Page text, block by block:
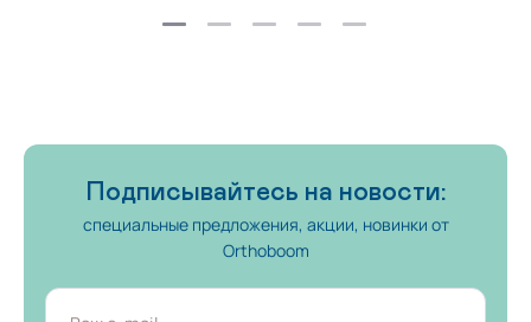
Подписывайтесь на новости:
специальные предложения, акции, новинки от
Orthoboom